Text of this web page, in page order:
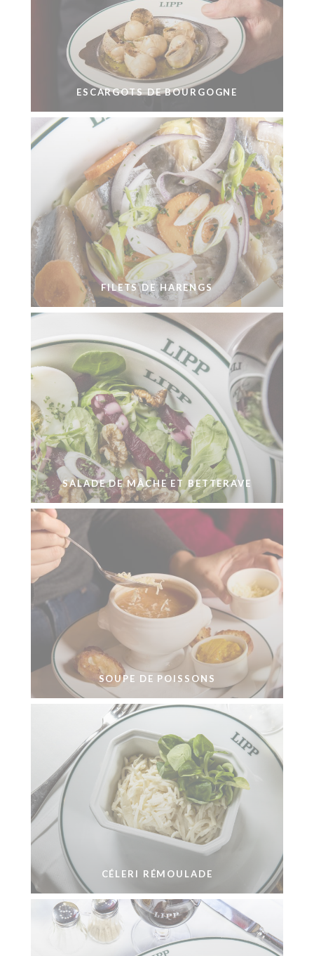
ESCARGOTS DE BOURGOGNE
FILETS DE HARENGS
SALADE DE MÂCHE ET BETTERAVE
SOUPE DE POISSONS
CÉLERI RÉMOULADE